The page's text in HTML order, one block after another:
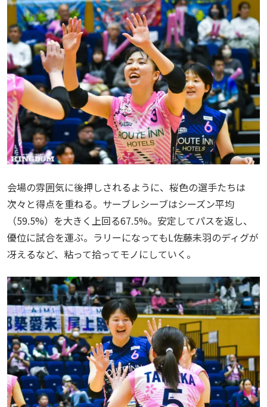
会場の雰囲気に後押しされるように、桜色の選手たちは
次々と得点を重ねる。サーブレシーブはシーズン平均
（59.5%）を大きく上回る67.5%。安定してパスを返し、
優位に試合を運ぶ。ラリーになってもL佐藤未羽のディグが
冴えるなど、粘って拾ってモノにしていく。